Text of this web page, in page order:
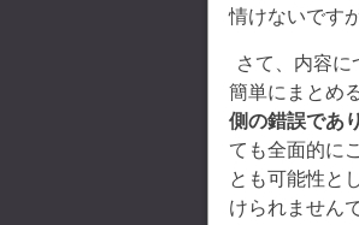
情けないです
さて、内容に
簡単にまとめ
側の錯誤であ
ても全面的に
とも可能性と
けられません